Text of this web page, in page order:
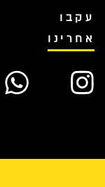
עקבו
אחרינו